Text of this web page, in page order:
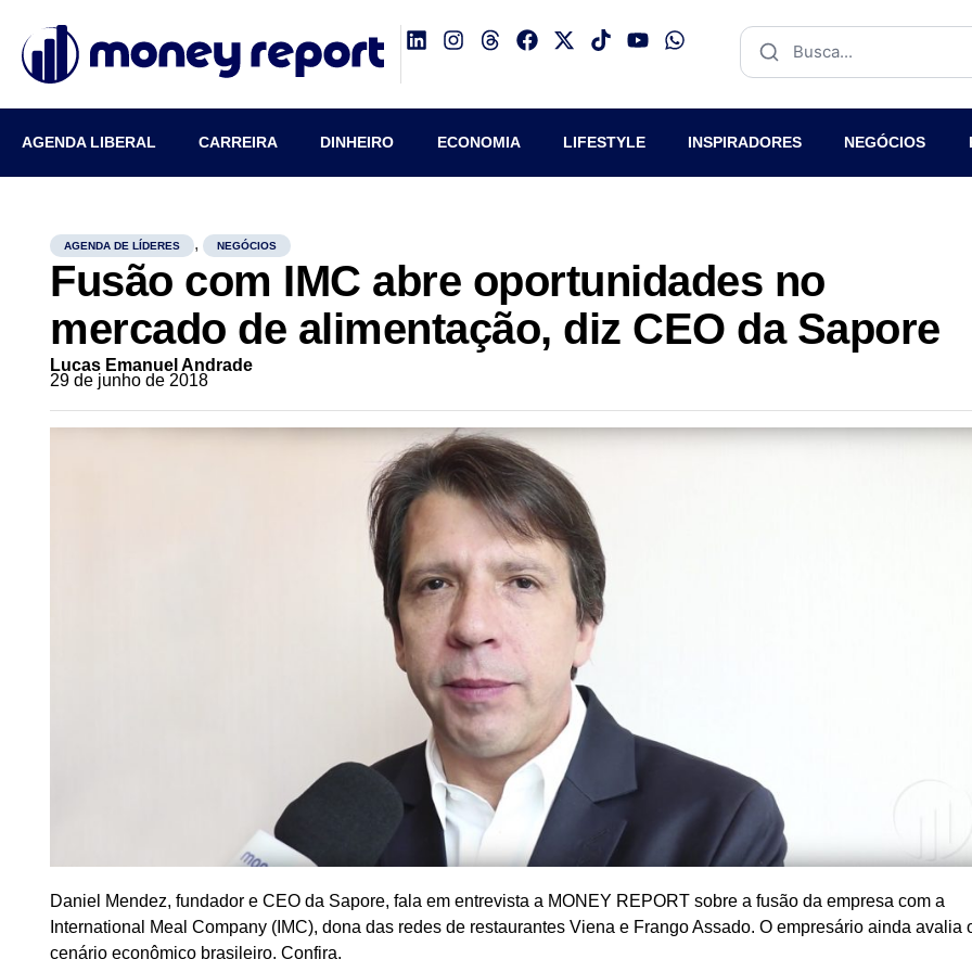
AGENDA LIBERAL CARREIRA DINHEIRO ECONOMIA LIFESTYLE INSPIRADORES NEGÓCIOS
AGENDA DE LÍDERES , NEGÓCIOS
Fusão com IMC abre oportunidades no
mercado de alimentação, diz CEO da Sapore
Lucas Emanuel Andrade
29 de junho de 2018
Daniel Mendez, fundador e CEO da Sapore, fala em entrevista a MONEY REPORT sobre a fusão da empresa com a
International Meal Company (IMC), dona das redes de restaurantes Viena e Frango Assado. O empresário ainda avalia
cenário econômico brasileiro. Confira.